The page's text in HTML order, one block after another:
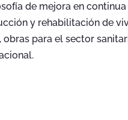
de mejora en
y rehabilitación de
para el sector